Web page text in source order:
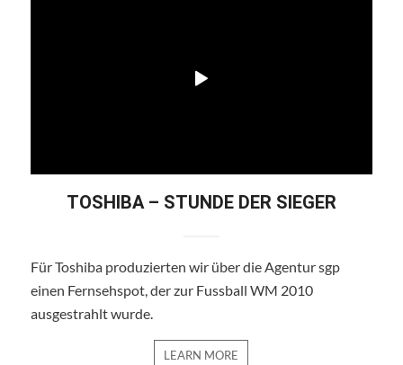
TOSHIBA – STUNDE DER SIEGER
Für Toshiba produzierten wir über die Agentur sgp
einen Fernsehspot, der zur Fussball WM 2010
ausgestrahlt wurde.
LEARN MORE